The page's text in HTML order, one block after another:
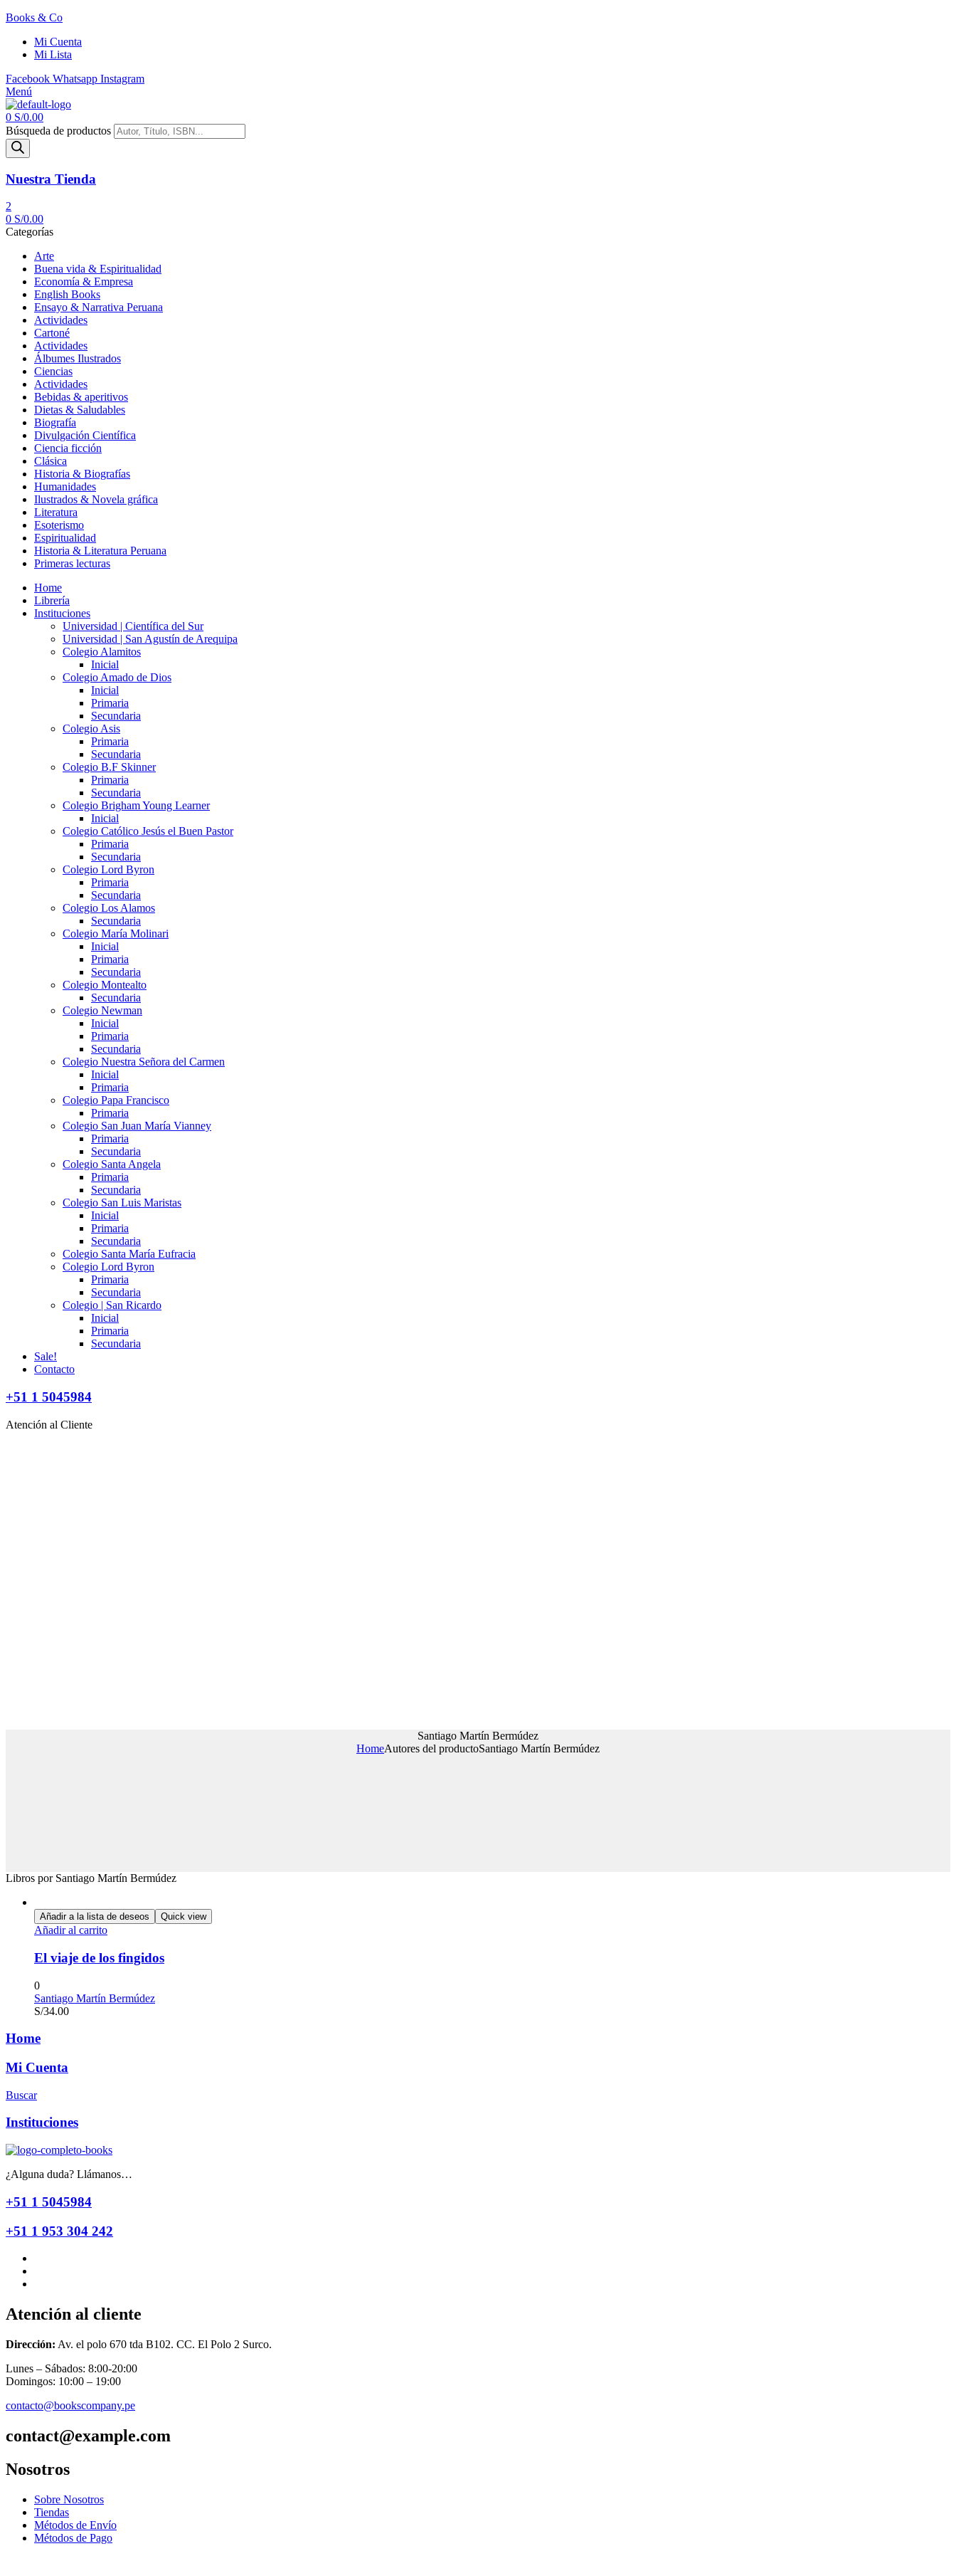
Books & Co
Mi Cuenta
Mi Lista
Facebook Whatsapp Instagram
Menú
0 S/0.00
Búsqueda de productos
Nuestra Tienda
2
0 S/0.00
Categorías
Arte
Buena vida & Espiritualidad
Economía & Empresa
English Books
Ensayo & Narrativa Peruana
Actividades
Cartoné
Actividades
Álbumes Ilustrados
Ciencias
Actividades
Bebidas & aperitivos
Dietas & Saludables
Biografía
Divulgación Científica
Ciencia ficción
Clásica
Historia & Biografías
Humanidades
Ilustrados & Novela gráfica
Literatura
Esoterismo
Espiritualidad
Historia & Literatura Peruana
Primeras lecturas
Home
Librería
Instituciones
Universidad | Científica del Sur
Universidad | San Agustín de Arequipa
Colegio Alamitos
Inicial
Colegio Amado de Dios
Inicial
Primaria
Secundaria
Colegio Asis
Primaria
Secundaria
Colegio B.F Skinner
Primaria
Secundaria
Colegio Brigham Young Learner
Inicial
Colegio Católico Jesús el Buen Pastor
Primaria
Secundaria
Colegio Lord Byron
Primaria
Secundaria
Colegio Los Alamos
Secundaria
Colegio María Molinari
Inicial
Primaria
Secundaria
Colegio Montealto
Secundaria
Colegio Newman
Inicial
Primaria
Secundaria
Colegio Nuestra Señora del Carmen
Inicial
Primaria
Colegio Papa Francisco
Primaria
Colegio San Juan María Vianney
Primaria
Secundaria
Colegio Santa Angela
Primaria
Secundaria
Colegio San Luis Maristas
Inicial
Primaria
Secundaria
Colegio Santa María Eufracia
Colegio Lord Byron
Primaria
Secundaria
Colegio | San Ricardo
Inicial
Primaria
Secundaria
Sale!
Contacto
+51 1 5045984
Atención al Cliente
Santiago Martín Bermúdez
HomeAutores del productoSantiago Martín Bermúdez
Libros por Santiago Martín Bermúdez
Añadir a la lista de deseos Quick view
Añadir al carrito
El viaje de los fingidos
0
Santiago Martín Bermúdez
S/34.00
Home
Mi Cuenta
Buscar
Instituciones
¿Alguna duda? Llámanos…
+51 1 5045984
+51 1 953 304 242
Atención al cliente
Dirección: Av. el polo 670 tda B102. CC. El Polo 2 Surco.
Lunes – Sábados: 8:00-20:00
Domingos: 10:00 – 19:00
contacto@bookscompany.pe
contact@example.com
Nosotros
Sobre Nosotros
Tiendas
Métodos de Envío
Métodos de Pago